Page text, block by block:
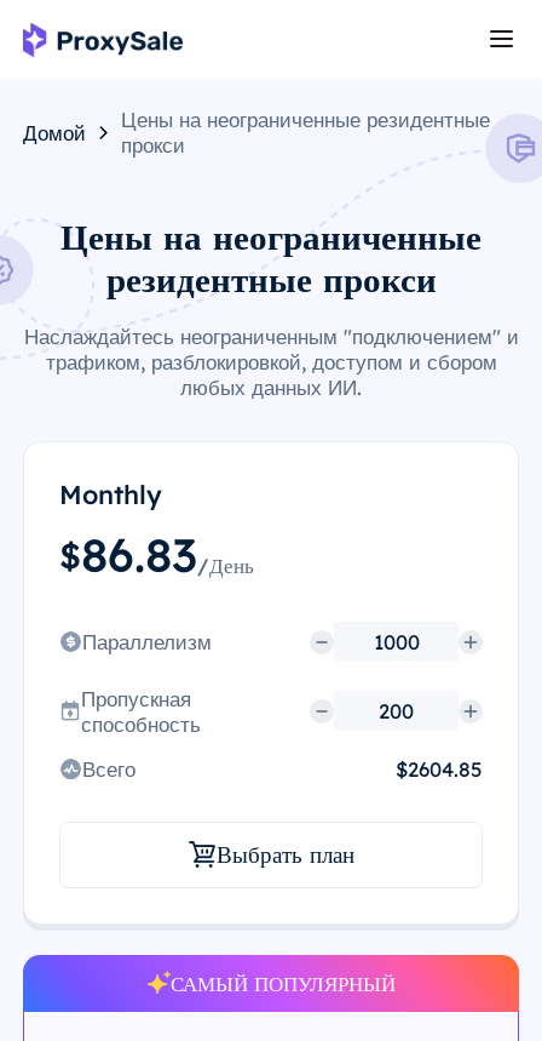
Домой
Цены на неограниченные резидентные
прокси
Цены на неограниченные
резидентные прокси
Наслаждайтесь неограниченным "подключением" и
трафиком, разблокировкой, доступом и сбором
любых данных ИИ.
Monthly
$86.83/День
Параллелизм
Пропускная
способность
Всего
$2604.85
Выбрать план
САМЫЙ ПОПУЛЯРНЫЙ